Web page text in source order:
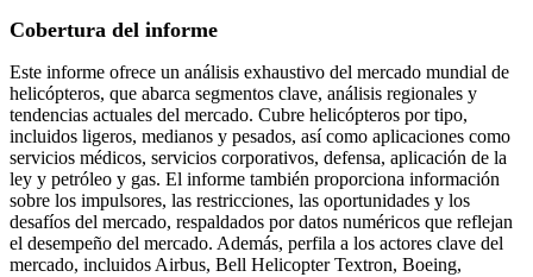
Cobertura del informe
Este informe ofrece un análisis exhaustivo del mercado mundial de
helicópteros, que abarca segmentos clave, análisis regionales y
tendencias actuales del mercado. Cubre helicópteros por tipo,
incluidos ligeros, medianos y pesados, así como aplicaciones como
servicios médicos, servicios corporativos, defensa, aplicación de la
ley y petróleo y gas. El informe también proporciona información
sobre los impulsores, las restricciones, las oportunidades y los
desafíos del mercado, respaldados por datos numéricos que reflejan
el desempeño del mercado. Además, perfila a los actores clave del
mercado, incluidos Airbus, Bell Helicopter Textron, Boeing,